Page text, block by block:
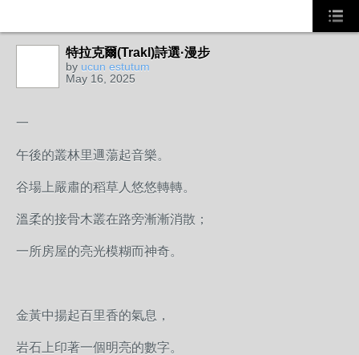
特拉克爾(Trakl)詩選·漫步
by ucun estutum
May 16, 2025
一
午後的叢林里逥蕩起音樂。
谷場上嚴肅的稻草人悠悠轉轉。
溫柔的接骨木叢在路旁漸漸消散；
一所房屋的亮光模糊而神奇。
金黃中揚起百里香的氣息，
岩石上印著一個明亮的數字。